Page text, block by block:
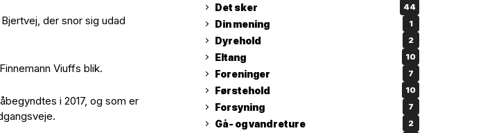
der snor sig udad
Viuffs blik.
i 2017, og som er
Det sker 44
Din mening 1
Dyrehold 2
Eltang 10
Foreninger 7
Førstehold 10
Forsyning 7
Gå- og vandreture 2